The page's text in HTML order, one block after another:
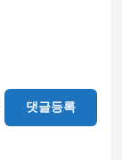
댓글등록